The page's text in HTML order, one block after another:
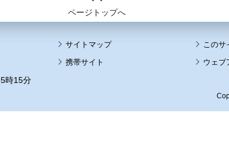
ページトップへ
時15分
サイトマップ
このサ
携帯サイト
ウェブ